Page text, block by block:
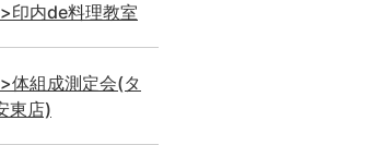
印内de料理教室
体組成測定会(タ
東店)